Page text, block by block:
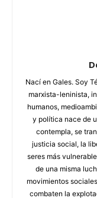
Nací en Gales. Soy
marxista-leninista,
humanos,
y política nace de
contempla, se
justicia social, la
seres más
de una misma
movimientos
combaten la